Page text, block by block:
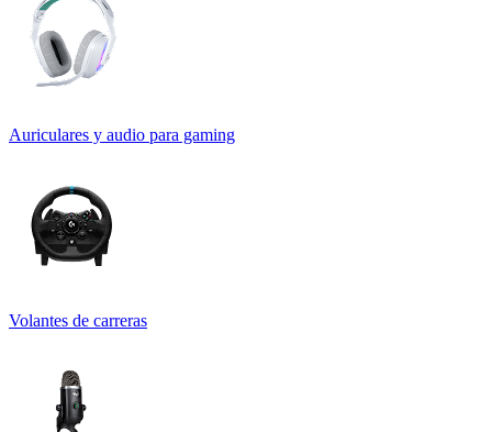
Auriculares y audio para gaming
Volantes de carreras